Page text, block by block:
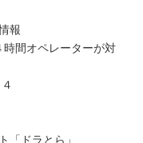
報
時間オペレーターが対
「ドラとら」